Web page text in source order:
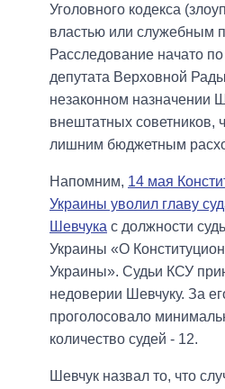
Уголовного кодекса
властью или служебным
Расследование начато
депутата Верховной
незаконном назначении
внештатных советников,
лишним бюджетным
Напомним, 14 мая
Украины уволил главу
Шевчука с должности
Украины «О
Украины». Судьи КСУ
недоверии Шевчуку. За
проголосовало
количество судей - 12.
Шевчук назвал то, что